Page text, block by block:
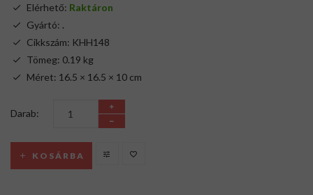
Elérhető: Raktáron
Gyártó: .
Cikkszám: KHH148
Tömeg: 0.19 kg
Méret: 16.5 × 16.5 × 10 cm
Darab:
KOSÁRBA